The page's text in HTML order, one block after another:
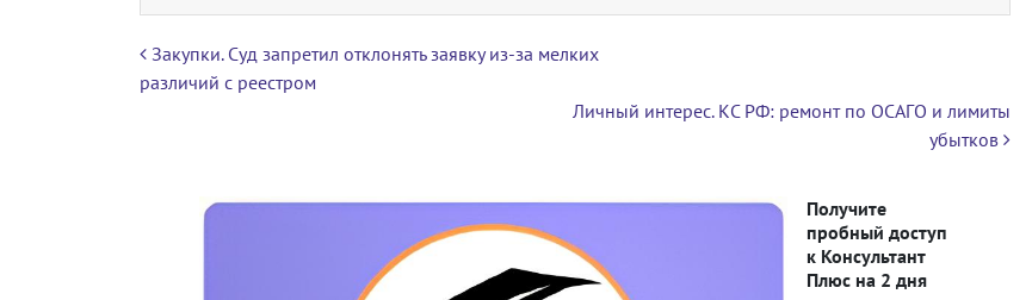
Навигация по записям
Закупки. Суд запретил отклонять заявку из-за мелких
различий с реестром
Личный интерес. КС РФ: ремонт по ОСАГО и лимиты
убытков
Получите
пробный доступ
к Консультант
Плюс на 2 дня